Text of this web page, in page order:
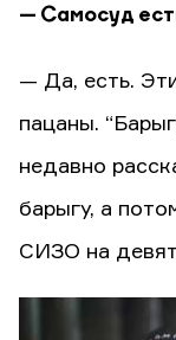
— Самосуд
— Да, есть.
пацаны.
недавно
барыгу, а
СИЗО на